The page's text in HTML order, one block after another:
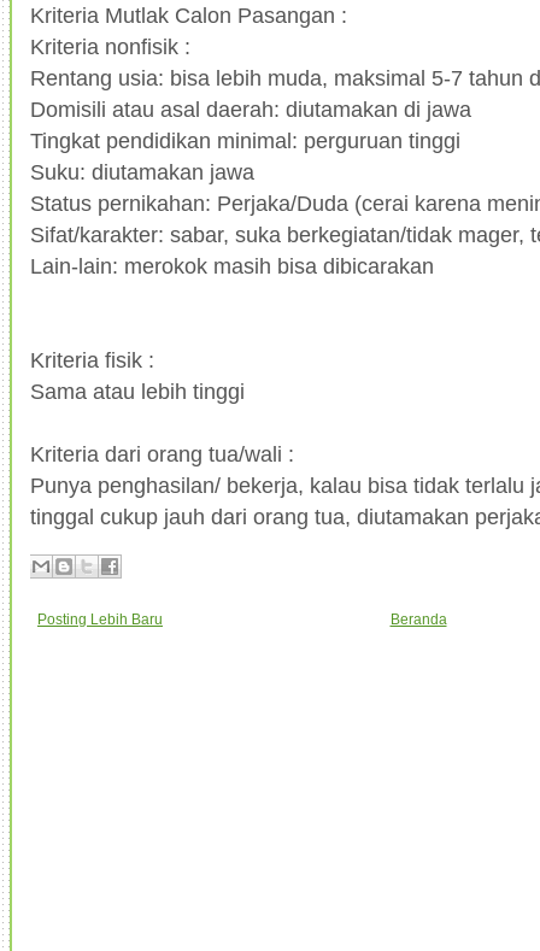
Kriteria Mutlak Calon Pasangan :
Kriteria nonfisik :
Rentang usia: bisa lebih muda, maksimal 5-7 tahun
Domisili atau asal daerah: diutamakan di jawa
Tingkat pendidikan minimal: perguruan tinggi
Suku: diutamakan jawa
Status pernikahan: Perjaka/Duda (cerai karena
Sifat/karakter: sabar, suka berkegiatan/tidak mager,
Lain-lain: merokok masih bisa dibicarakan
Kriteria fisik :
Sama atau lebih tinggi
Kriteria dari orang tua/wali :
Punya penghasilan/ bekerja, kalau bisa tidak terlalu
tinggal cukup jauh dari orang tua, diutamakan
Posting Lebih Baru Beranda